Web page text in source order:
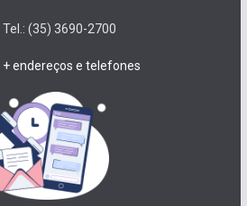
Tel.: (35) 3690-2700
+ endereços e telefones